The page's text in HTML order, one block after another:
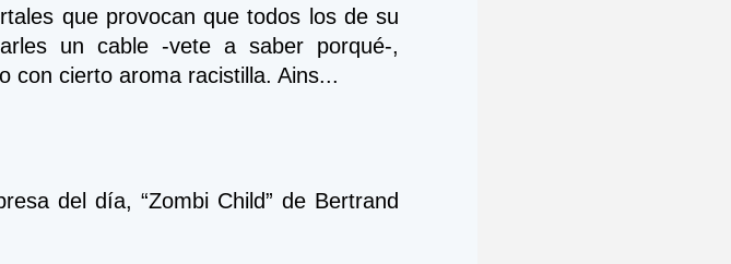
que provocan que todos los de su
un cable -vete a saber porqué-,
con cierto aroma racistilla. Ains...
del día, “Zombi Child” de Bertrand